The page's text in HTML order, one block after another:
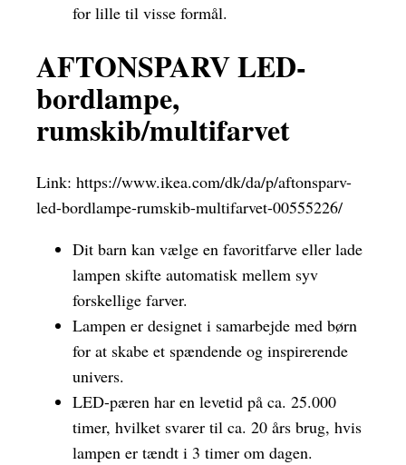
for lille til visse formål.
AFTONSPARV LED-
bordlampe,
rumskib/multifarvet
Link: https://www.ikea.com/dk/da/p/aftonsparv-
led-bordlampe-rumskib-multifarvet-00555226/
Dit barn kan vælge en favoritfarve eller lade
lampen skifte automatisk mellem syv
forskellige farver.
Lampen er designet i samarbejde med børn
for at skabe et spændende og inspirerende
univers.
LED-pæren har en levetid på ca. 25.000
timer, hvilket svarer til ca. 20 års brug, hvis
lampen er tændt i 3 timer om dagen.